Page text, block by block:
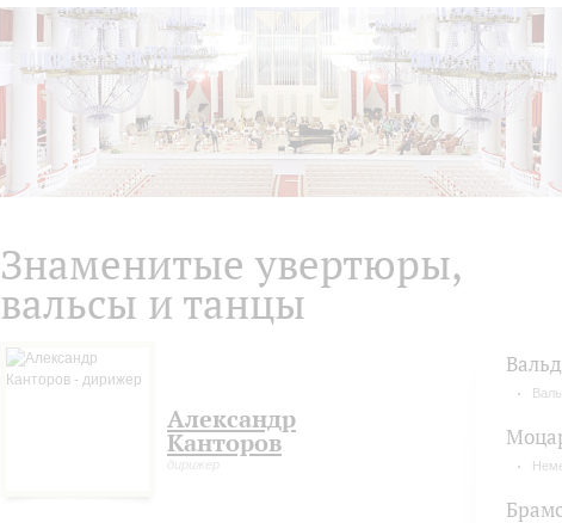
Знаменитые увертюры,
вальсы и танцы
Александр
Канторов
дирижер